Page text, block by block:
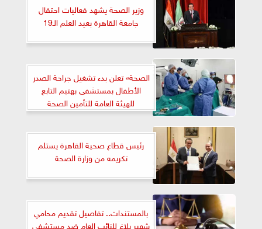
وزير الصحة يشهد فعاليات احتفال
جامعة القاهرة بعيد العلم الـ19
الصحة» تعلن بدء تشغيل جراحة الصدر
الأطفال بمستشفى بهتيم التابع
للهيئة العامة للتأمين الصحة
رئيس قطاع صحية القاهرة يستلم
تكريمه من وزارة الصحة
بالمستندات.. تفاصيل تقديم محامي
شهير بلاغ للنائب العام ضد مستشفي